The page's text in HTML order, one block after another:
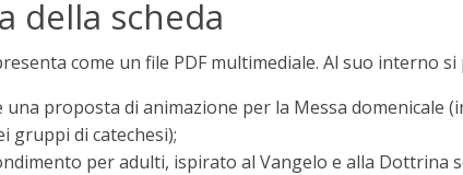
della scheda
come un file PDF multimediale. Al suo interno
una proposta di animazione per la Messa
gruppi di catechesi);
per adulti, ispirato al Vangelo e alla Dottrina